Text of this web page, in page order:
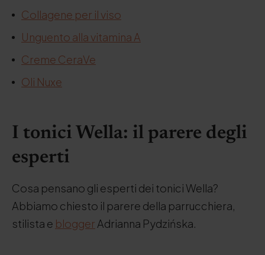
Collagene per il viso
Unguento alla vitamina A
Creme CeraVe
Oli Nuxe
I tonici Wella: il parere degli
esperti
Cosa pensano gli esperti dei tonici Wella?
Abbiamo chiesto il parere della parrucchiera,
stilista e blogger Adrianna Pydzińska.